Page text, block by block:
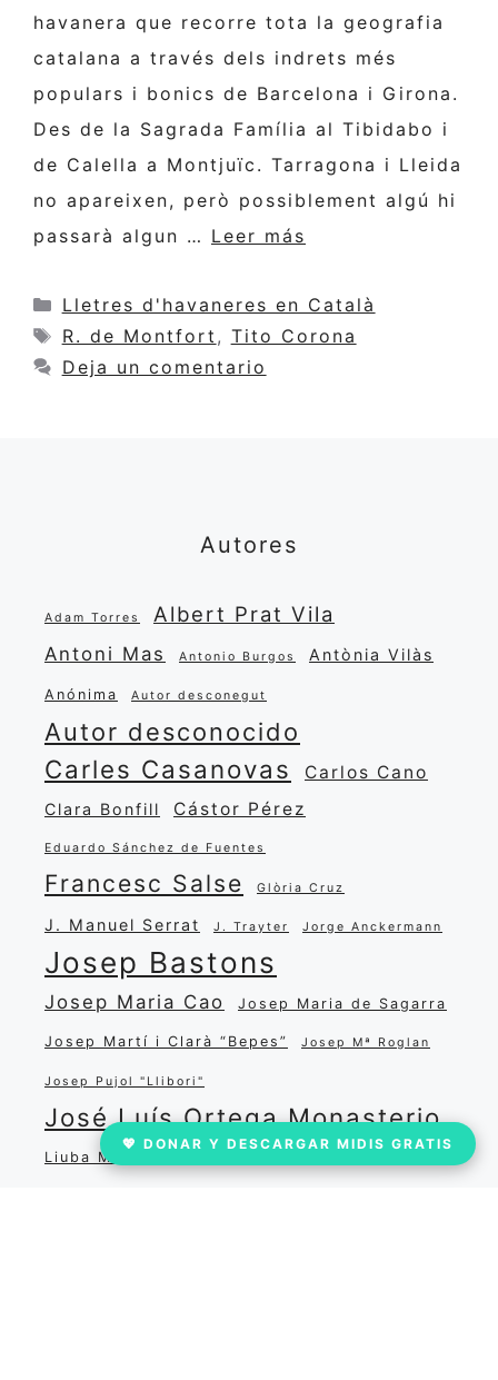
havanera que recorre tota la geografia
catalana a través dels indrets més
populars i bonics de Barcelona i Girona.
Des de la Sagrada Família al Tibidabo i
de Calella a Montjuïc. Tarragona i Lleida
no apareixen, però possiblement algú hi
passarà algun … Leer más
Categorías
Lletres d'havaneres en Català
Etiquetas
R. de Montfort , Tito Corona
Deja un comentario
Autores
Adam Torres Albert Prat Vila
Antoni Mas Antonio Burgos Antònia Vilàs
Anónima Autor desconegut
Autor desconocido
Carles Casanovas Carlos Cano
Clara Bonfill Cástor Pérez
Eduardo Sánchez de Fuentes
Francesc Salse Glòria Cruz
J. Manuel Serrat J. Trayter Jorge Anckermann
Josep Bastons
Josep Maria Cao Josep Maria de Sagarra
Josep Martí i Clarà “Bepes” Josep Mª Roglan
Josep Pujol "Llibori"
José Luís Ortega Monasterio
Liuba María Hevia
💖 DONAR Y DESCARGAR MIDIS GRATIS